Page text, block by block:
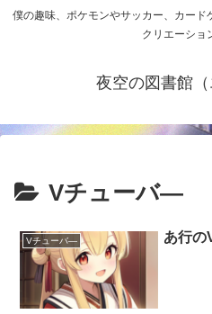
僕の趣味、ポケモンやサッカー、カー
クリエーショ
夜空の図書館（
Vチューバ―
Vチューバ― あ行